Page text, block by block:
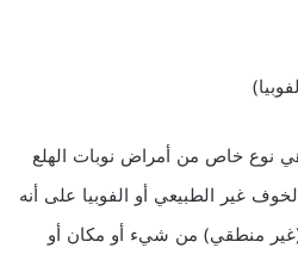
نوع خاص من أمراض نوبات الهلع
غير الطبيعي أو الفوبيا على أنه
منطقي) من شيء أو مكان أو